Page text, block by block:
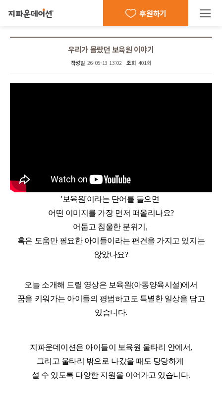
후원하기
우리가 몰랐던 보육원 이야기
작성일 26-05-13 13:02 조회 401회
'보육원'이라는 단어를 들으면
어떤 이미지를 가장 먼저 떠올리나요?
어둡고 침울한 분위기,
혹은 도움만 필요한 아이들이라는 편견을 가지고 있지는
않았나요?
오늘 소개해 드릴 영상은 보육원(아동양육시설)에서
꿈을 키워가는 아이들의 평범하고도 특별한 일상을 담고
있습니다.
지파운데이션은 아이들이 보육원 울타리 안에서,
그리고 울타리 밖으로 나갔을 때도 당당하게
설 수 있도록 다양한 지원을 이어가고 있습니다.